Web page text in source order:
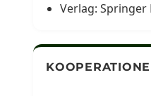
Verlag: Springer